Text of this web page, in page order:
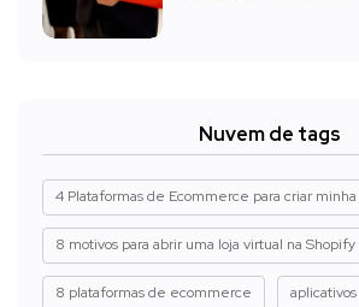
Nuvem de tags
4 Plataformas de Ecommerce para criar
8 motivos para abrir uma loja virtual na Shopify
8 plataformas de ecommerce aplicativos